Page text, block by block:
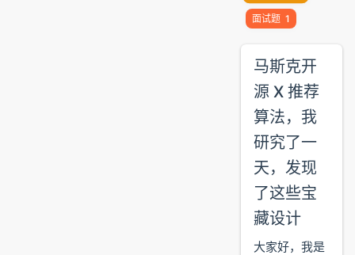
面试题 1
马斯克开
源 X 推荐
算法，我
研究了一
天，发现
了这些宝
藏设计
大家好，我是